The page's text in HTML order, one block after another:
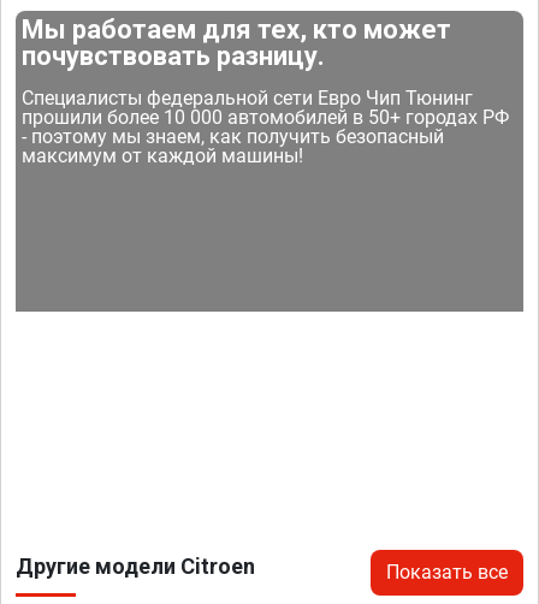
Мы работаем для тех, кто может
почувствовать разницу.
Специалисты федеральной сети Евро Чип Тюнинг
прошили более 10 000 автомобилей в 50+ городах РФ
- поэтому мы знаем, как получить безопасный
максимум от каждой машины!
Другие модели Citroen Показать все